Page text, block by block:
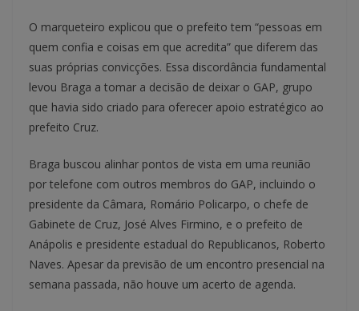
O marqueteiro explicou que o prefeito tem “pessoas em
quem confia e coisas em que acredita” que diferem das
suas próprias convicções. Essa discordância fundamental
levou Braga a tomar a decisão de deixar o GAP, grupo
que havia sido criado para oferecer apoio estratégico ao
prefeito Cruz.
Braga buscou alinhar pontos de vista em uma reunião
por telefone com outros membros do GAP, incluindo o
presidente da Câmara, Romário Policarpo, o chefe de
Gabinete de Cruz, José Alves Firmino, e o prefeito de
Anápolis e presidente estadual do Republicanos, Roberto
Naves. Apesar da previsão de um encontro presencial na
semana passada, não houve um acerto de agenda.